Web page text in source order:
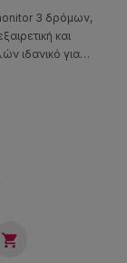
3 δρόμων,
και
ιδανικό για
